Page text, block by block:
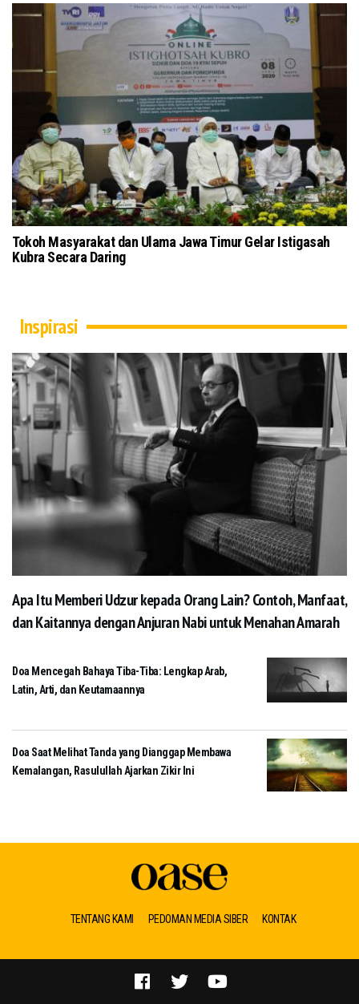
Tokoh Masyarakat dan Ulama Jawa Timur Gelar Istigasah
Kubra Secara Daring
Inspirasi
Apa Itu Memberi Udzur kepada Orang Lain? Contoh, Manfaat,
dan Kaitannya dengan Anjuran Nabi untuk Menahan Amarah
Doa Mencegah Bahaya Tiba-Tiba: Lengkap Arab,
Latin, Arti, dan Keutamaannya
Doa Saat Melihat Tanda yang Dianggap Membawa
Kemalangan, Rasulullah Ajarkan Zikir Ini
TENTANG KAMI PEDOMAN MEDIA SIBER KONTAK